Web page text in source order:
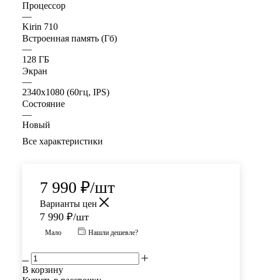
Процессор
—
Kirin 710
Встроенная память (Гб)
—
128 ГБ
Экран
—
2340x1080 (60гц, IPS)
Состояние
—
Новый
Все характеристики
7 990 ₽/шт
Варианты цен
7 990 ₽/шт
Мало Нашли дешевле?
В корзину